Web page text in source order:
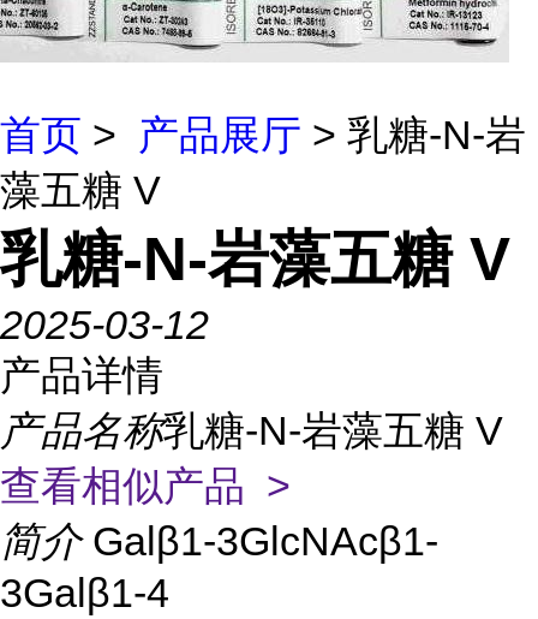
首页 > 产品展厅 > 乳糖-N-岩
藻五糖 V
乳糖-N-岩藻五糖 V
2025-03-12
产品详情
产品名称乳糖-N-岩藻五糖 V
查看相似产品 >
简介 Galβ1-3GlcNAcβ1-
3Galβ1-4